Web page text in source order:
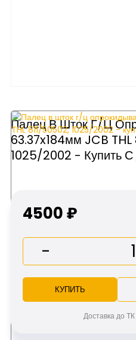
Палец В Шток Г/ц
63.37x184мм JCB
1025/2002 - Купить С
4500 ₽
-
КУПИТЬ
Доставка до